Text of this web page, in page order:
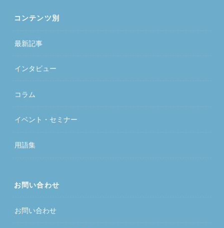
コンテンツ別
最新記事
インタビュー
コラム
イベント・セミナー
用語集
お問い合わせ
お問い合わせ